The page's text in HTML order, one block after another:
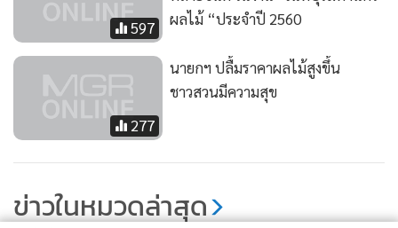
597
ผลไม้ “ประจำปี 2560
277
นายกฯ ปลื้มราคาผลไม้สูงขึ้น
ชาวสวนมีความสุข
ข่าวในหมวดล่าสุด